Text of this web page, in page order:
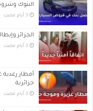
البنوك
الجزائر
أمطار
جزائرية